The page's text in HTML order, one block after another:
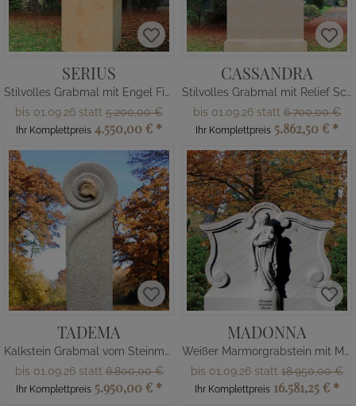
SERIUS
Stilvolles Grabmal mit Engel Figur
bis 01.09.26 statt 5.200,00 €
Ihr Komplettpreis 4.550,00 € *
CASSANDRA
Stilvolles Grabmal mit Relief Schwan
bis 01.09.26 statt 6.700,00 €
Ihr Komplettpreis 5.862,50 € *
TADEMA
Kalkstein Grabmal vom Steinmetz mit Ammonit
bis 01.09.26 statt6.800,00 €
Ihr Komplettpreis 5.950,00 € *
MADONNA
Weißer Marmorgrabstein mit Madonna Skulptur
bis 01.09.26 statt 18.950,00 €
Ihr Komplettpreis 16.581,25 € *